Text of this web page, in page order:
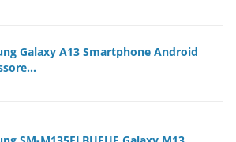
Galaxy A13 Smartphone Android